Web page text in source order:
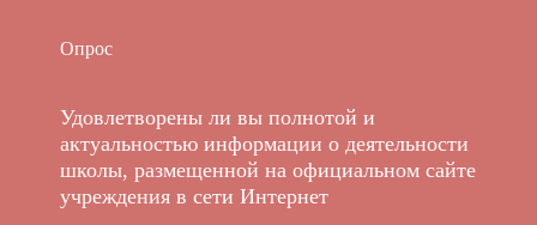
Опрос
Удовлетворены ли вы полнотой и
актуальностью информации о деятельности
школы, размещенной на официальном сайте
учреждения в сети Интернет